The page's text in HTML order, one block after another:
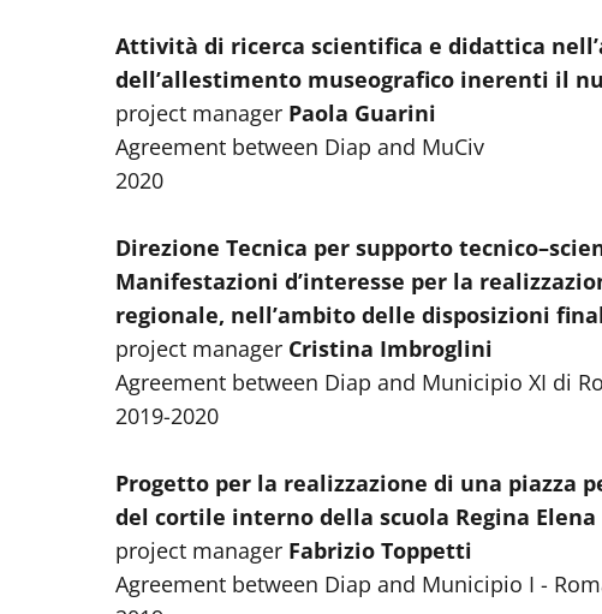
Attività di ricerca scientifica e didattica
dell’allestimento museografico inerenti il
project manager Paola Guarini
Agreement between Diap and MuCiv
2020
Direzione Tecnica per supporto
Manifestazioni d’interesse per la
regionale, nell’ambito delle disposizioni
project manager Cristina Imbroglini
Agreement between Diap and Municipio XI di
2019-2020
Progetto per la realizzazione di una piazza
del cortile interno della scuola Regina Elena
project manager Fabrizio Toppetti
Agreement between Diap and Municipio I -